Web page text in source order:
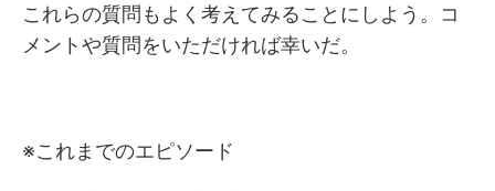
これらの質問もよく考えてみることにしよう。コ
メントや質問をいただければ幸いだ。
※これまでのエピソード